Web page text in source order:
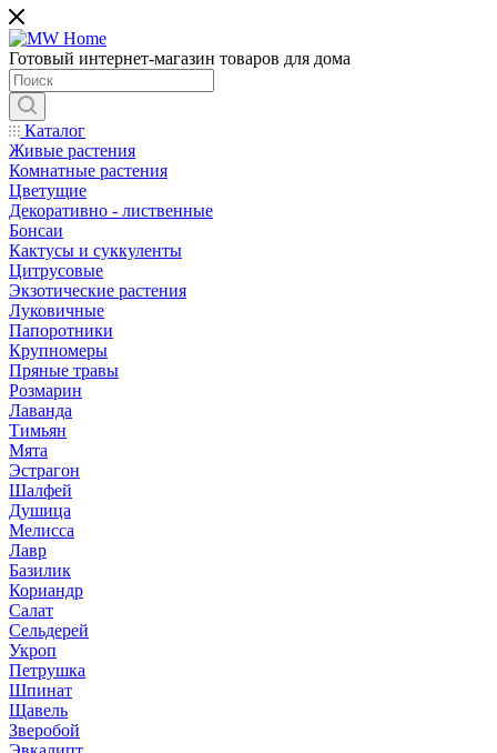
Готовый интернет-магазин товаров для дома
Каталог
Живые растения
Комнатные растения
Цветущие
Декоративно - лиственные
Бонсаи
Кактусы и суккуленты
Цитрусовые
Экзотические растения
Луковичные
Папоротники
Крупномеры
Пряные травы
Розмарин
Лаванда
Тимьян
Мята
Эстрагон
Шалфей
Душица
Мелисса
Лавр
Базилик
Кориандр
Салат
Сельдерей
Укроп
Петрушка
Шпинат
Щавель
Зверобой